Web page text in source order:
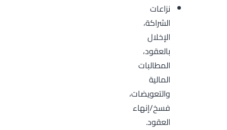
نزاعات
الشراكة،
الإخلال
بالعقود،
المطالبات
المالية
والتعويضات،
فسخ/إنهاء
العقود.